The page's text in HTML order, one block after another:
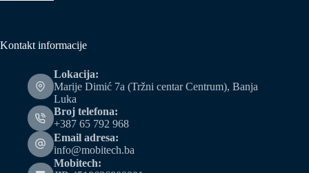
Kontakt informacije
Lokacija:
Marije Dimić 7a (Tržni centar Centrum), Banja
Luka
Broj telefona:
+387 65 792 968
Email adresa:
info@mobitech.ba
Mobitech: